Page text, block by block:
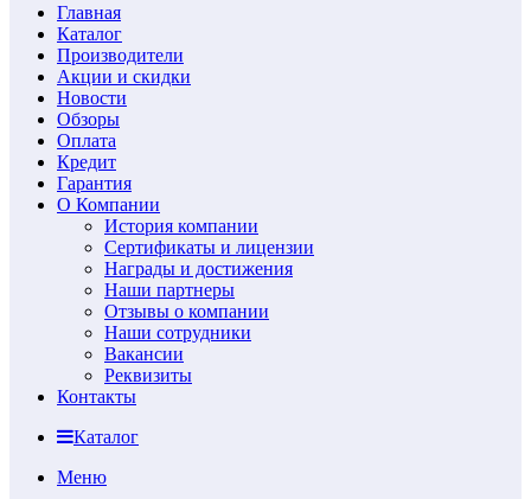
Главная
Каталог
Производители
Акции и скидки
Новости
Обзоры
Оплата
Кредит
Гарантия
О Компании
История компании
Сертификаты и лицензии
Награды и достижения
Наши партнеры
Отзывы о компании
Наши сотрудники
Вакансии
Реквизиты
Контакты
Каталог
Меню